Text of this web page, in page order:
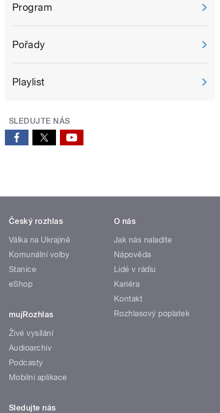
Program
Pořady
Playlist
SLEDUJTE NÁS
Český rozhlas
Válka na Ukrajině
Komunální volby
Stanice
eShop
mujRozhlas
Živé vysílání
Audioarchiv
Podcasty
Mobilní aplikace
O nás
Jak nás naladíte
Nápověda
Lidé v rádiu
Kariéra
Kontakt
Rozhlasový poplatek
Sledujte nás